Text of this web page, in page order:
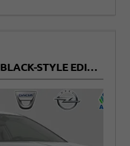
BLACK STYLE 1.0 TSI BLACK-STYLE EDITION+KAMERA+SITZHEIZUNG+TEMPOMAT+LED